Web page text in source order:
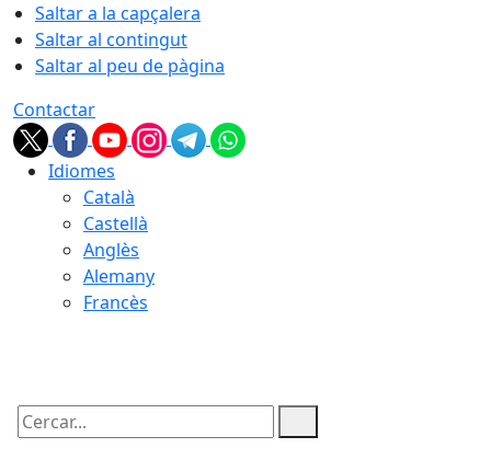
Saltar a la capçalera
Saltar al contingut
Saltar al peu de pàgina
Contactar
Idiomes
Català
Castellà
Anglès
Alemany
Francès
Cercar: